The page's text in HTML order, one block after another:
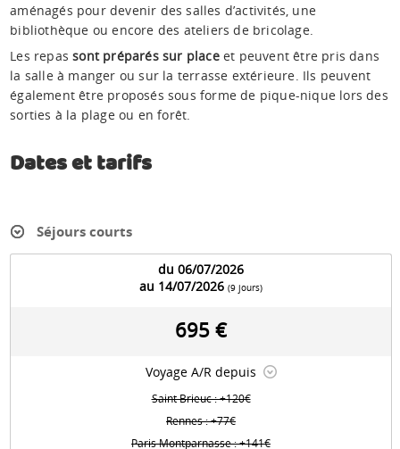
aménagés pour devenir des salles d’activités, une
bibliothèque ou encore des ateliers de bricolage.
Les repassont préparés sur placeet peuvent être pris dans
la salle à manger ou sur la terrasse extérieure. Ils peuvent
également être proposés sous forme de pique-nique lors des
sorties à la plage ou en forêt.
Dates et tarifs
Séjours courts
du 06/07/2026
au 14/07/2026 (9 jours)
695 €
Voyage A/R depuis
Saint Brieuc : +120€
Rennes : +77€
Paris Montparnasse : +141€